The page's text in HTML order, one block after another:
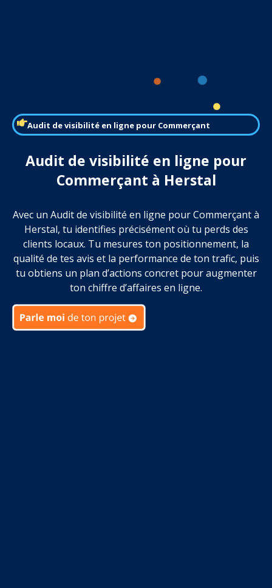
Audit de visibilité en ligne pour Commerçant
Audit de visibilité en ligne pour
Commerçant à Herstal
Avec un Audit de visibilité en ligne pour Commerçant à
Herstal, tu identifies précisément où tu perds des
clients locaux. Tu mesures ton positionnement, la
qualité de tes avis et la performance de ton trafic, puis
tu obtiens un plan d’actions concret pour augmenter
ton chiffre d’affaires en ligne.